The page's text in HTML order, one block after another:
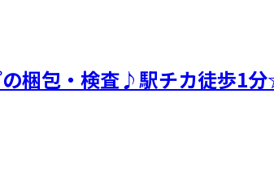
梱包・検査♪駅チカ徒歩1分